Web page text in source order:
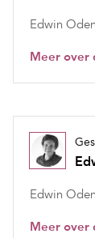
Edwin
Meer over
Edwin
Meer over